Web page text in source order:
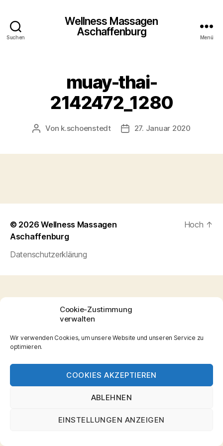
Cookie-Zustimmung
verwalten
Wir verwenden Cookies, um unsere Website und unseren Service zu
optimieren.
COOKIES AKZEPTIEREN
ABLEHNEN
EINSTELLUNGEN ANZEIGEN
Suchen
Wellness Massagen
Aschaffenburg
Menü
muay-thai-
2142472_1280
Beitragsautor
Von k.schoenstedt Beitragsdatum
27. Januar 2020
© 2026Wellness Massagen
Aschaffenburg
Datenschutzerklärung
Hoch ↑